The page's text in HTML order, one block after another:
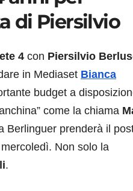
di Piersilvio
4 con Piersilvio
in Mediaset Bianca
budget a
come la chiama
Berlinguer prenderà il
Non solo la
.